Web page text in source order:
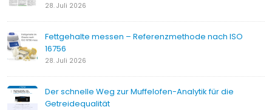
28. Juli 2026
Fettgehalte messen – Referenzmethode nach ISO
16756
28. Juli 2026
Der schnelle Weg zur Muffelofen-Analytik für die
Getreidequalität